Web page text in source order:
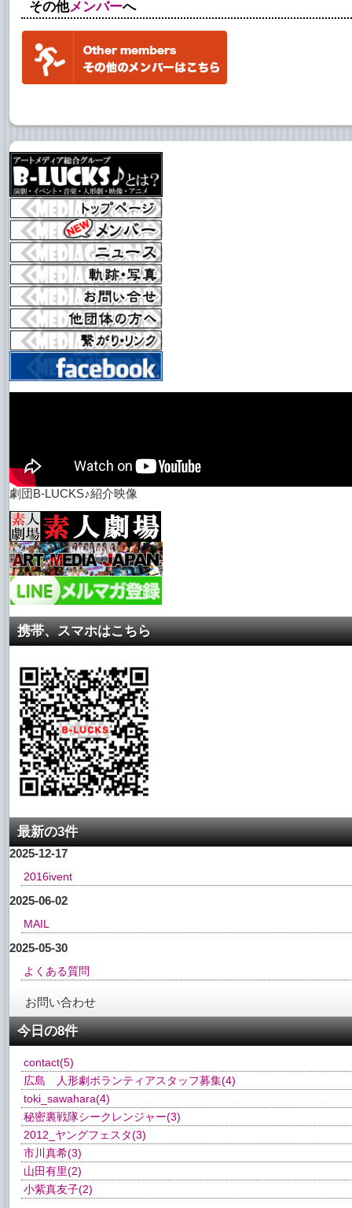
その他メンバーへ
劇団B-LUCKS♪紹介映像
携帯、スマホはこちら
最新の3件
2025-12-17
2016ivent
2025-06-02
MAIL
2025-05-30
よくある質問
お問い合わせ
今日の8件
contact(5)
広島 人形劇ボランティアスタッフ募集(4)
toki_sawahara(4)
秘密裏戦隊シークレンジャー(3)
2012_ヤングフェスタ(3)
市川真希(3)
山田有里(2)
小紫真友子(2)